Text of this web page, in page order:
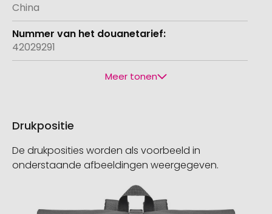
China
42029291
Meer tonen
Drukpositie
De drukposities worden als voorbeeld in
onderstaande afbeeldingen weergegeven.